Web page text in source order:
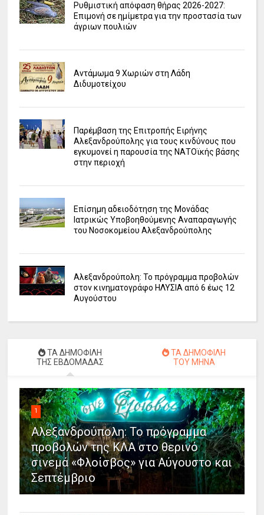
Ρυθμιστική απόφαση θήρας 2026-2027:
Επιμονή σε ημίμετρα για την προστασία των
άγριων πουλιών
Αντάμωμα 9 Χωριών στη Λάδη
Διδυμοτείχου
Παρέμβαση της Επιτροπής Ειρήνης
Αλεξανδρούπολης για τους κινδύνους που
εγκυμονεί η παρουσία της ΝΑΤΟϊκής βάσης
στην περιοχή
Επίσημη αδειοδότηση της Μονάδας
Ιατρικώς Υποβοηθούμενης Αναπαραγωγής
του Νοσοκομείου Αλεξανδρούπολης
Αλεξανδρούπολη: Το πρόγραμμα προβολών
στον κινηματογράφο ΗΛΥΣΙΑ από 6 έως 12
Αυγούστου
ΤΑ ΔΗΜΟΦΙΛΗ
ΤΗΣ ΕΒΔΟΜΑΔΑΣ
ΤΑ ΔΗΜΟΦΙΛΗ
ΤΟΥ ΜΗΝΑ
1
Αλεξανδρούπολη: Το πρόγραμμα
προβολών της ΚΛΑ στο θερινό
σινεμά «Φλοίσβος» για Αύγουστο και
Σεπτέμβριο